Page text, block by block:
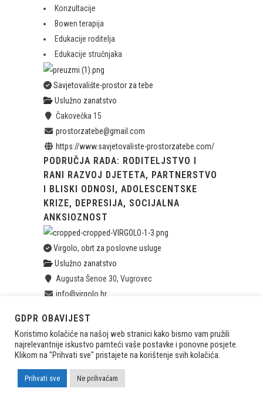
Konzultacije
Bowen terapija
Edukacije roditelja
Edukacije stručnjaka
Savjetovalište-prostor za tebe
Uslužno zanatstvo
Čakovečka 15
prostorzatebe@gmail.com
https://www.savjetovaliste-prostorzatebe.com/
PODRUČJA RADA: RODITELJSTVO I
RANI RAZVOJ DJETETA, PARTNERSTVO
I BLISKI ODNOSI, ADOLESCENTSKE
KRIZE, DEPRESIJA, SOCIJALNA
ANKSIOZNOST
Virgolo, obrt za poslovne usluge
Uslužno zanatstvo
Augusta Šenoe 30, Vugrovec
info@virgolo.hr
PISANJE I OBLIKOVANJE SADRŽAJA
ADMINISTRATIVNI POSLOVI
WORDPRESS WEB STRANICE
KORISNIČKA DOKUMENTACIJA
GDPR OBAVIJEST
Koristimo kolačiće na našoj web stranici kako bismo vam pružili
najrelevantnije iskustvo pamteći vaše postavke i ponovne posjete.
Klikom na "Prihvati sve" pristajete na korištenje svih kolačića.
Prihvati sve Ne prihvaćam